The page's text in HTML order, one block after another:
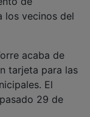
vecinos del
tarjeta para las
El
29 de